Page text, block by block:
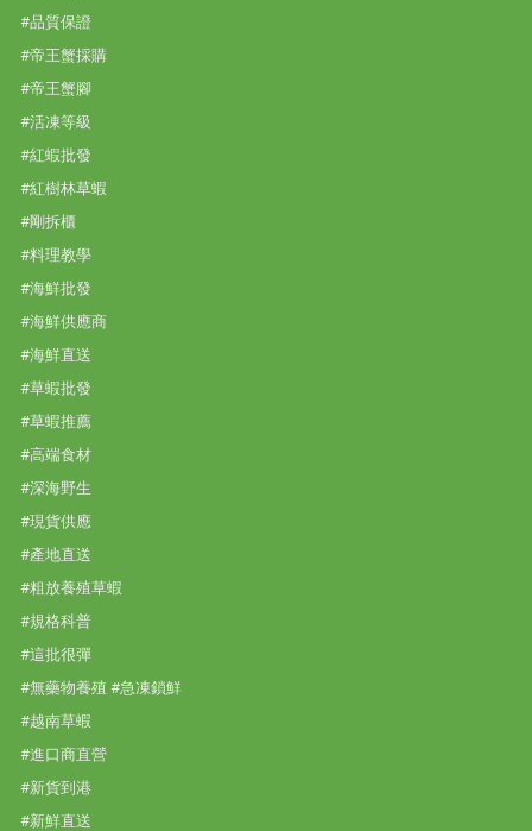
#品質保證
#帝王蟹採購
#帝王蟹腳
#活凍等級
#紅蝦批發
#紅樹林草蝦
#剛拆櫃
#料理教學
#海鮮批發
#海鮮供應商
#海鮮直送
#草蝦批發
#草蝦推薦
#高端食材
#深海野生
#現貨供應
#產地直送
#粗放養殖草蝦
#規格科普
#這批很彈
#無藥物養殖 #急凍鎖鮮
#越南草蝦
#進口商直營
#新貨到港
#新鮮直送